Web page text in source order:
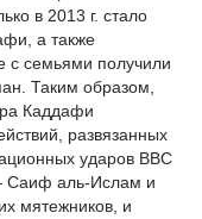
в 2013 г. стало
а также
семьями получили
Таким образом,
Каддафи
развязанных
ударов ВВС
Саиф аль-Ислам и
мятежников, и